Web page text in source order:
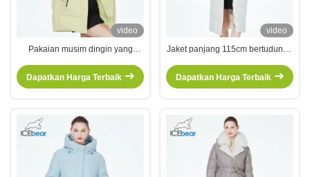
video
Pakaian musim dingin yang
Jaket kapas yang longgar dipakai
setiap hari untuk musim dingin
Dapatkan Harga Terbaik
video
Jaket panjang 115cm bertudung -
stylish. Zipper tersembunyi. Ideal
untuk hari-hari tinggi & dingin.
Dapatkan Harga Terbaik